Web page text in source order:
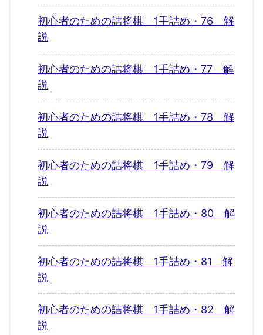
初心者のための詰将棋 1手詰め・76 解
説
初心者のための詰将棋 1手詰め・77 解
説
初心者のための詰将棋 1手詰め・78 解
説
初心者のための詰将棋 1手詰め・79 解
説
初心者のための詰将棋 1手詰め・80 解
説
初心者のための詰将棋 1手詰め・81 解
説
初心者のための詰将棋 1手詰め・82 解
説